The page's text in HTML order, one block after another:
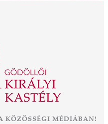
KÖZÖSSÉGI MÉDIÁBAN!